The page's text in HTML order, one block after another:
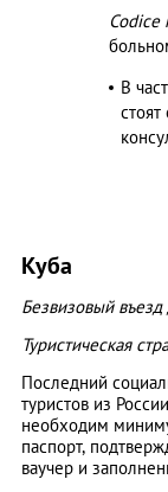
Codice
В
Куба
Безвизовый
Туристическая
Последний
туристов из
необходим
паспорт,
ваучер и